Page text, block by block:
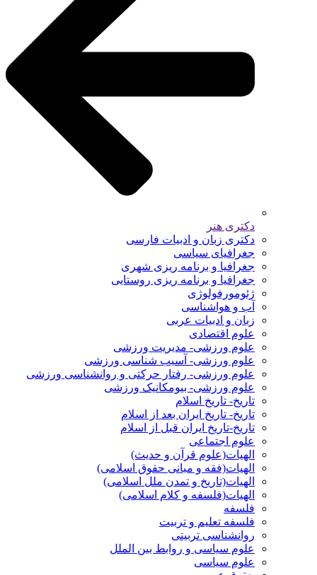
دکتری هنر
دکتری زبان و ادبیات فارسی
جغرافیای سیاسی
جغرافیا و برنامه ریزی شهری
جغرافیا و برنامه ریزی روستایی
ژئومورفولوژی
آب و هواشناسی
زبان و ادبیات عربی
علوم اقتصادی
علوم ورزشی- مدیریت ورزشی
علوم ورزشی- آسیب شناسی ورزشی
علوم ورزشی- رفتار حرکتی و روانشناسی ورزشی
علوم ورزشی- بیومکانیک ورزشی
تاریخ- تاریخ اسلام
تاریخ- تاریخ ایران بعد از اسلام
تاریخ-تاریخ ایران قبل از اسلام
علوم اجتماعی
الهیات(علوم قرآن و حدیث)
الهیات(فقه و مبانی حقوق اسلامی)
الهیات(تاریخ و تمدن ملل اسلامی)
الهیات(فلسفه و کلام اسلامی)
فلسفه
فلسفه تعلیم و تربیت
روانشناسی تربیتی
علوم سیاسی و روابط بین الملل
علوم سیاسی